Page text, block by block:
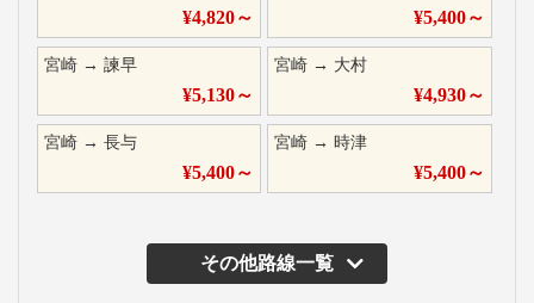
¥4,820～ ¥5,400～
宮崎 → 諫早
¥5,130～
宮崎 → 大村
¥4,930～
宮崎 → 長与
¥5,400～
宮崎 → 時津
¥5,400～
その他路線一覧